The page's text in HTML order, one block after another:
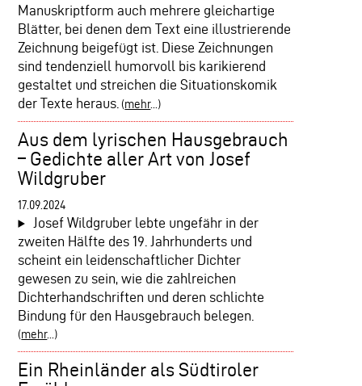
Manuskriptform auch mehrere gleichartige
Blätter, bei denen dem Text eine illustrierende
Zeichnung beigefügt ist. Diese Zeichnungen
sind tendenziell humorvoll bis karikierend
gestaltet und streichen die Situationskomik
der Texte heraus. (mehr...)
Aus dem lyrischen Hausgebrauch
– Gedichte aller Art von Josef
Wildgruber
17.09.2024
Josef Wildgruber lebte ungefähr in der
zweiten Hälfte des 19. Jahrhunderts und
scheint ein leidenschaftlicher Dichter
gewesen zu sein, wie die zahlreichen
Dichterhandschriften und deren schlichte
Bindung für den Hausgebrauch belegen.
(mehr...)
Ein Rheinländer als Südtiroler